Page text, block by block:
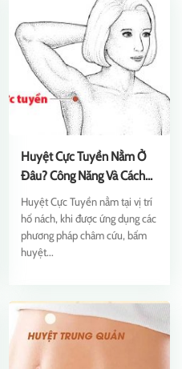
Huyệt Cực Tuyền Nằm Ở
Đâu? Công Năng Và Cách
Châm Cứu
Huyệt Cực Tuyền nằm tại vị trí
hố nách, khi được ứng dụng các
phương pháp châm cứu, bấm
huyệt...